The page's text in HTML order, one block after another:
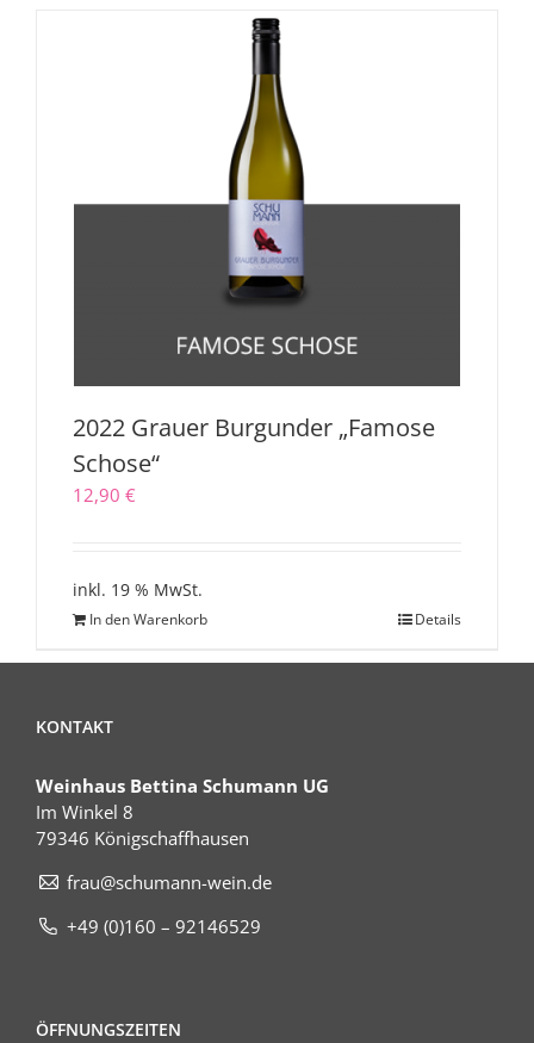
2022 Grauer Burgunder „Famose
Schose“
12,90 €
inkl. 19 % MwSt.
In den Warenkorb Details
KONTAKT
Weinhaus Bettina Schumann UG
Im Winkel 8
79346 Königschaffhausen
frau@schumann-wein.de
+49 (0)160 – 92146529
ÖFFNUNGSZEITEN